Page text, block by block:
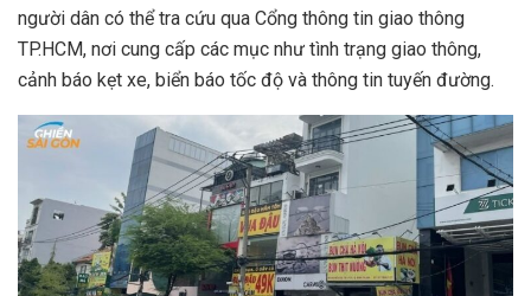
người dân có thể tra cứu qua Cổng thông tin giao thông
TP.HCM, nơi cung cấp các mục như tình trạng giao thông,
cảnh báo kẹt xe, biển báo tốc độ và thông tin tuyến đường.